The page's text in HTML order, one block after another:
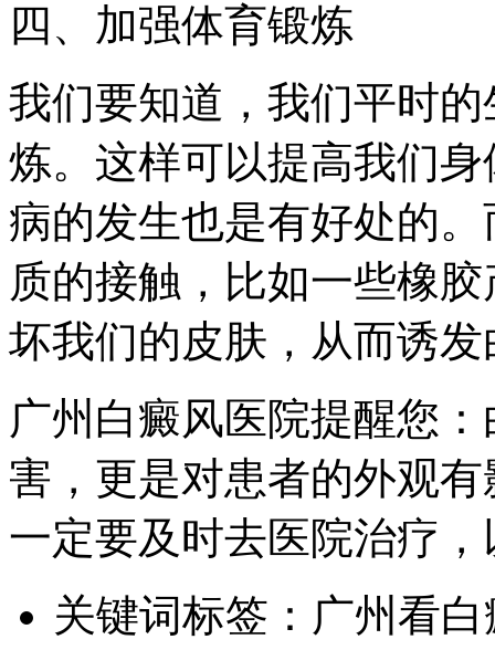
四、加强体育锻炼
我们要知道，我们平时
炼。这样可以提高我们
病的发生也是有好处的
质的接触，比如一些橡
坏我们的皮肤，从而诱
广州白癜风医院提醒您
害，更是对患者的外观
一定要及时去医院治疗
关键词标签： 广州看